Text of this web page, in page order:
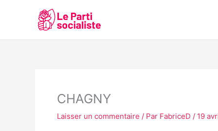
CHAGNY
Laisser un commentaire / Par FabriceD / 19